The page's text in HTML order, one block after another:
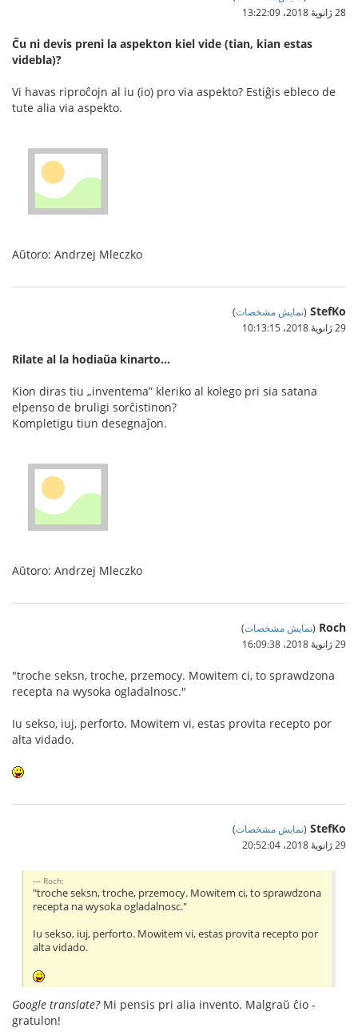
28 ژانویهٔ 2018،‏ 13:22:09
Ĉu ni devis preni la aspekton kiel vide (tian, kian estas
videbla)?
Vi havas riproĉojn al iu (io) pro via aspekto? Estiĝis ebleco de
tute alia via aspekto.
Aŭtoro: Andrzej Mleczko
StefKo
(نمایش مشخصات)
29 ژانویهٔ 2018،‏ 10:13:15
Rilate al la hodiaŭa kinarto...
Kion diras tiu „inventema” kleriko al kolego pri sia satana
elpenso de bruligi sorĉistinon?
Kompletigu tiun desegnaĵon.
Aŭtoro: Andrzej Mleczko
Roch
(نمایش مشخصات)
29 ژانویهٔ 2018،‏ 16:09:38
"troche seksn, troche, przemocy. Mowitem ci, to sprawdzona
recepta na wysoka ogladalnosc."
Iu sekso, iuj, perforto. Mowitem vi, estas provita recepto por
alta vidado.
StefKo
(نمایش مشخصات)
29 ژانویهٔ 2018،‏ 20:52:04
Roch:
"troche seksn, troche, przemocy. Mowitem ci, to sprawdzona
recepta na wysoka ogladalnosc."
Iu sekso, iuj, perforto. Mowitem vi, estas provita recepto por
alta vidado.
Google translate?Mi pensis pri alia invento. Malgraŭ ĉio -
gratulon!